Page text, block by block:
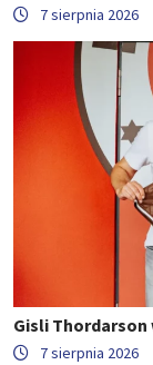
7 sierpnia 2026
Gisli
7 sierpnia 2026